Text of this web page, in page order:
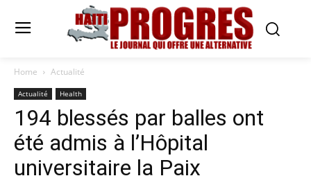
Home Actualité
Actualité Health
194 blessés par balles ont
été admis à l’Hôpital
universitaire la Paix